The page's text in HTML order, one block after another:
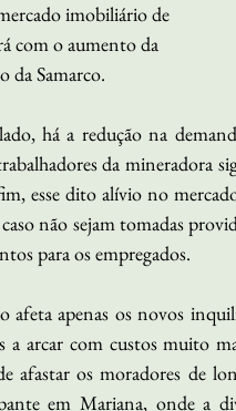
imobiliário de
com o aumento da
da Samarco.
há a redução na
da mineradora
esse dito alívio no
não sejam tomadas
para os empregados.
afeta apenas os novos
a arcar com custos muito
afastar os moradores de
em Mariana, onde a